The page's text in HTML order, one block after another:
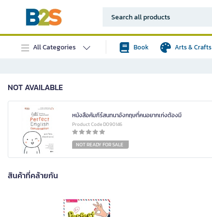
All Categories Book Arts & Crafts
NOT AVAILABLE
หนังสือคัมภีร์สนทนาอังกฤษที่คนอยากเก่งต้องมี
Product Code D090146
NOT READY FOR SALE
สินค้าที่คล้ายกัน